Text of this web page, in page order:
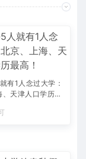
有1人念过大学：
天津人口学历最